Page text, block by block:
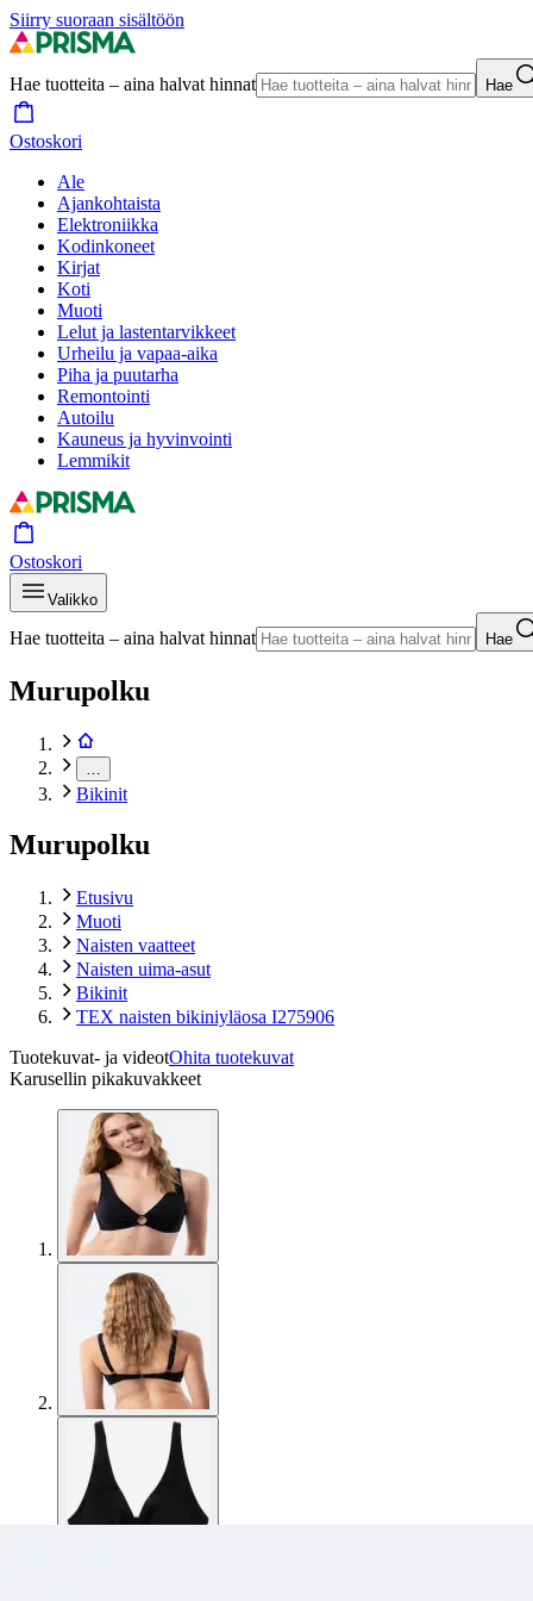
Siirry suoraan sisältöön
Hae tuotteita – aina halvat hinnat Hae
Ostoskori
Ale
Ajankohtaista
Elektroniikka
Kodinkoneet
Kirjat
Koti
Muoti
Lelut ja lastentarvikkeet
Urheilu ja vapaa-aika
Piha ja puutarha
Remontointi
Autoilu
Kauneus ja hyvinvointi
Lemmikit
Ostoskori
Valikko
Hae tuotteita – aina halvat hinnat Hae
Murupolku
Bikinit
Murupolku
Etusivu
Muoti
Naisten vaatteet
Naisten uima-asut
Bikinit
TEX naisten bikiniyläosa I275906
Tuotekuvat- ja videotOhita tuotekuvat
Karusellin pikakuvakkeet